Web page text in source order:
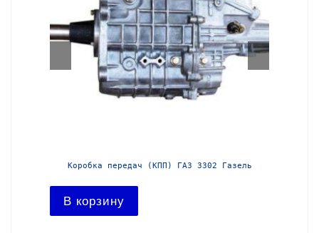
Коробка передач (КПП) ГАЗ 3302 Газель
В корзину